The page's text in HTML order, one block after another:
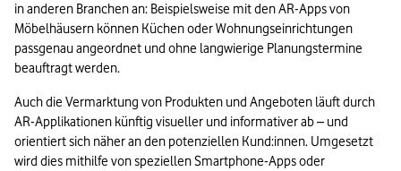
in anderen Branchen an: Beispielsweise mit den AR-Apps von
Möbelhäusern können Küchen oder Wohnungseinrichtungen
passgenau angeordnet und ohne langwierige Planungstermine
beauftragt werden.
Auch die Vermarktung von Produkten und Angeboten läuft durch
AR-Applikationen künftig visueller und informativer ab – und
orientiert sich näher an den potenziellen Kund:innen. Umgesetzt
wird dies mithilfe von speziellen Smartphone-Apps oder